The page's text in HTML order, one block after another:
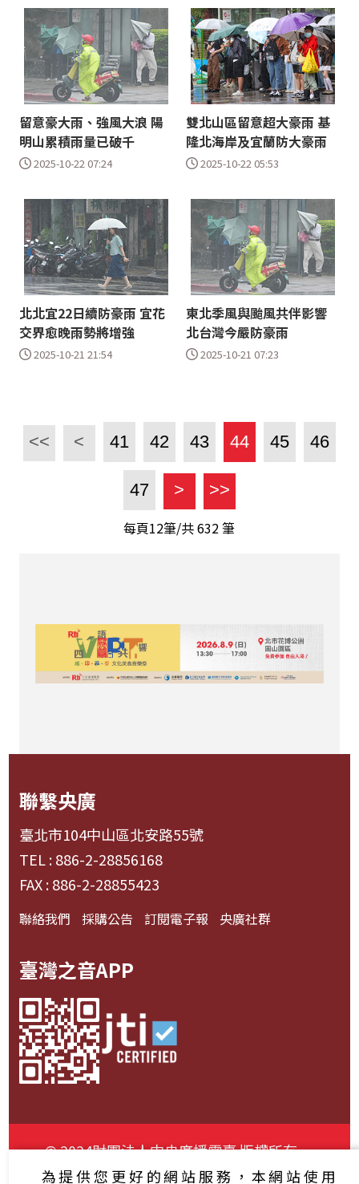
留意豪大雨、強風大浪 陽
明山累積雨量已破千
2025-10-22 07:24
雙北山區留意超大豪雨 基
隆北海岸及宜蘭防大豪雨
2025-10-22 05:53
北北宜22日續防豪雨 宜花
交界愈晚雨勢將增強
2025-10-21 21:54
東北季風與颱風共伴影響
北台灣今嚴防豪雨
2025-10-21 07:23
<< < 41 42 43 44 45 46
47 > >>
每頁12筆/共632筆
聯繫央廣
臺北市104中山區北安路55號
TEL : 886-2-28856168
FAX : 886-2-28855423
聯絡我們 採購公告 訂閱電子報 央廣社群
臺灣之音APP
© 2024財團法人中央廣播電臺 版權所有
資通安全政策聲明
服務條款 隱私權條款
為提供您更好的網站服務，本網站使用